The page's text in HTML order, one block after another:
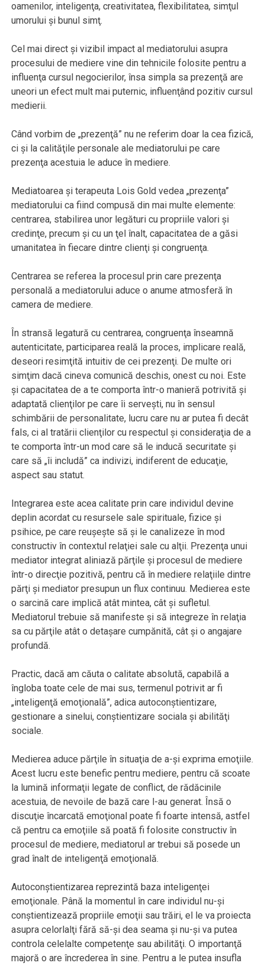
oamenilor, inteligenţa, creativitatea, flexibilitatea, simţul
umorului şi bunul simţ.
Cel mai direct şi vizibil impact al mediatorului asupra
procesului de mediere vine din tehnicile folosite pentru a
influenţa cursul negocierilor, însa simpla sa prezenţă are
uneori un efect mult mai puternic, influenţând pozitiv cursul
medierii.
Când vorbim de „prezenţă” nu ne referim doar la cea fizică,
ci şi la calităţile personale ale mediatorului pe care
prezenţa acestuia le aduce în mediere.
Mediatoarea şi terapeuta Lois Gold vedea „prezenţa”
mediatorului ca fiind compusă din mai multe elemente:
centrarea, stabilirea unor legături cu propriile valori şi
credinţe, precum şi cu un ţel înalt, capacitatea de a găsi
umanitatea în fiecare dintre clienţi şi congruenţa.
Centrarea se referea la procesul prin care prezenţa
personală a mediatorului aduce o anume atmosferă în
camera de mediere.
În stransă legatură cu centrarea, congruenţa înseamnă
autenticitate, participarea reală la proces, implicare reală,
deseori resimţită intuitiv de cei prezenţi. De multe ori
simţim dacă cineva comunică deschis, onest cu noi. Este
şi capacitatea de a te comporta într-o manieră potrivită şi
adaptată clienţilor pe care îi serveşti, nu în sensul
schimbării de personalitate, lucru care nu ar putea fi decât
fals, ci al tratării clienţilor cu respectul şi consideraţia de a
te comporta într-un mod care să le inducă securitate şi
care să „îi includă” ca indivizi, indiferent de educaţie,
aspect sau statut.
Integrarea este acea calitate prin care individul devine
deplin acordat cu resursele sale spirituale, fizice şi
psihice, pe care reuşeşte să şi le canalizeze în mod
constructiv în contextul relaţiei sale cu alţii. Prezenţa unui
mediator integrat aliniază părţile şi procesul de mediere
într-o direcţie pozitivă, pentru că în mediere relaţiile dintre
părţi şi mediator presupun un flux continuu. Medierea este
o sarcină care implică atât mintea, cât şi sufletul.
Mediatorul trebuie să manifeste şi să integreze în relaţia
sa cu părţile atât o detaşare cumpănită, cât şi o angajare
profundă.
Practic, dacă am căuta o calitate absolută, capabilă a
îngloba toate cele de mai sus, termenul potrivit ar fi
„inteligenţă emoţională”, adica autoconştientizare,
gestionare a sinelui, conştientizare sociala şi abilităţi
sociale.
Medierea aduce părţile în situaţia de a-şi exprima emoţiile.
Acest lucru este benefic pentru mediere, pentru că scoate
la lumină informaţii legate de conflict, de rădăcinile
acestuia, de nevoile de bază care l-au generat. Însă o
discuţie încarcată emoţional poate fi foarte intensă, astfel
că pentru ca emoţiile să poată fi folosite constructiv în
procesul de mediere, mediatorul ar trebui să posede un
grad înalt de inteligenţă emoţională.
Autoconştientizarea reprezintă baza inteligenţei
emoţionale. Până la momentul în care individul nu-şi
conştientizează propriile emoţii sau trăiri, el le va proiecta
asupra celorlalţi fără să-şi dea seama şi nu-şi va putea
controla celelalte competenţe sau abilităţi. O importanţă
majoră o are încrederea în sine. Pentru a le putea insufla